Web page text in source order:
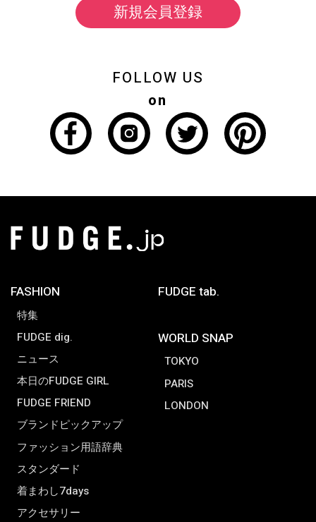
新規会員登録
FOLLOW US
on
FASHION
特集
FUDGE dig.
ニュース
本日のFUDGE GIRL
FUDGE FRIEND
ブランドピックアップ
ファッション用語辞典
スタンダード
着まわし7days
アクセサリー
FUDGE tab.
WORLD SNAP
TOKYO
PARIS
LONDON